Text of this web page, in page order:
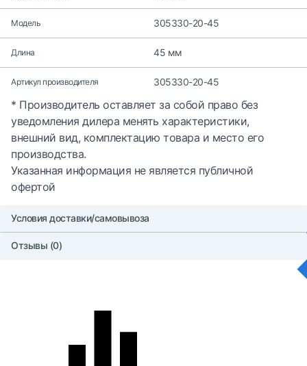
Модель 305330-20-45
Длина 45 мм
Артикул производителя 305330-20-45
* Производитель оставляет за собой право без
уведомления дилера менять характеристики,
внешний вид, комплектацию товара и место его
производства.
Указанная информация не является публичной
офертой
Условия доставки/самовывоза
Отзывы (0)